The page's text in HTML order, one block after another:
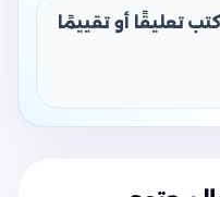
تعليقًا أو تقييمًا